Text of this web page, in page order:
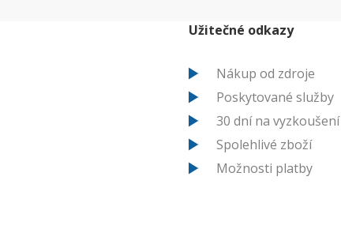
Užitečné odkazy
Nákup od zdroje
Poskytované služby
30 dní na vyzkoušení
Spolehlivé zboží
Možnosti platby